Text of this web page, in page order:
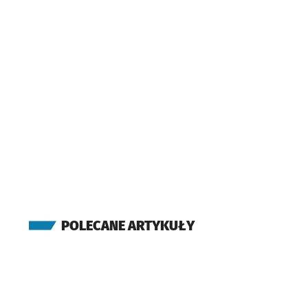
POLECANE ARTYKUŁY